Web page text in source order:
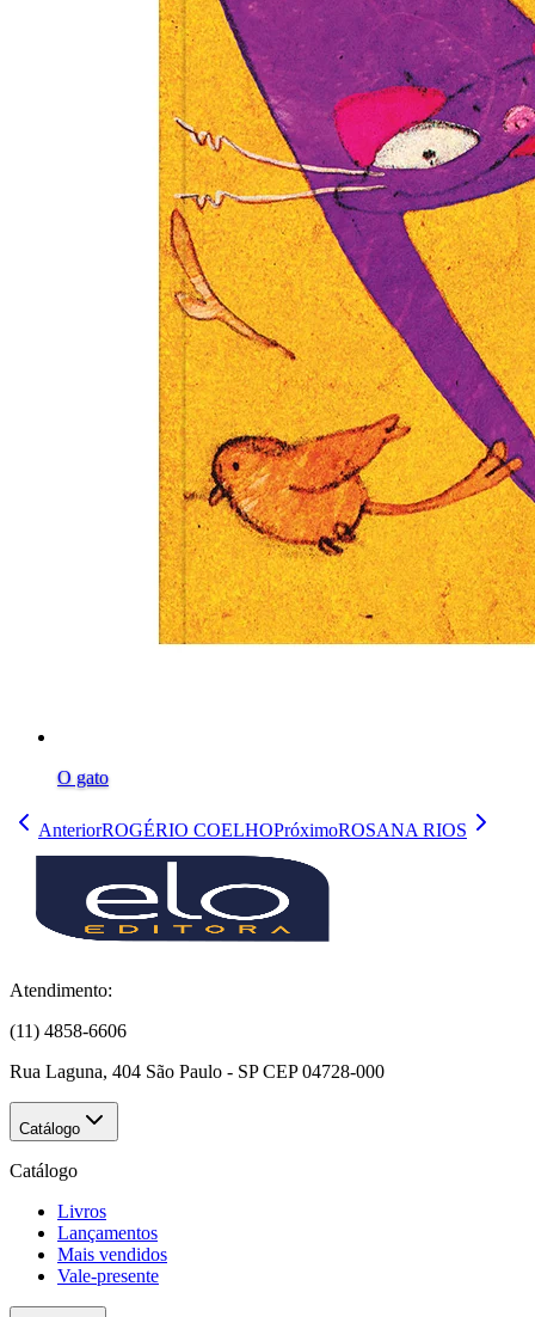
O gato
AnteriorROGÉRIO COELHOPróximoROSANA RIOS
Atendimento:
(11) 4858-6606
Rua Laguna, 404 São Paulo - SP CEP 04728-000
Catálogo
Catálogo
Livros
Lançamentos
Mais vendidos
Vale-presente